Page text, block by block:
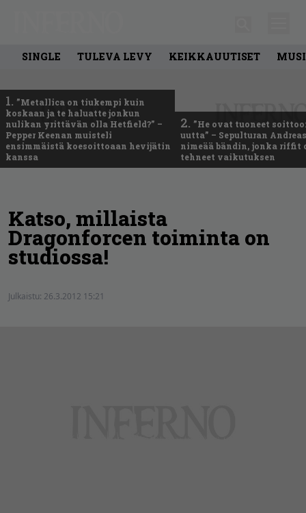
SINGLE TULEVA LEVY KEIKKAUUTISET
1. ”Metallica on tiukempi kuin
koskaan ja te haluatte jonkun
nulikan yrittävän olla Hetfield?” –
Pepper Keenan muisteli
ensimmäistä koesoittoaan hevijätin
kanssa
2. ”He ovat tuoneet
uutta” – Sepulturan
nimeää bändin, jonka riffit
tehneet vaikutuksen
Katso, millaista
Dragonforcen toiminta on
studiossa!
Julkaistu: 26.3.2012 15:21